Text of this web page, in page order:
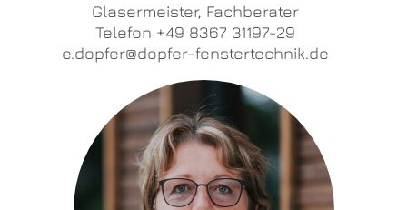
Glasermeister, Fachberater
Telefon +49 8367 31197-29
e.dopfer@dopfer-fenstertechnik.de